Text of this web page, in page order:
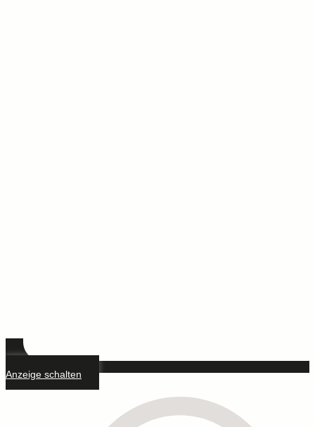
Anzeige schalten